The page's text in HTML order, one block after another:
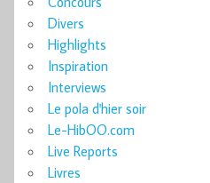
Divers
Highlights
Inspiration
Interviews
Le pola d'hier soir
Le-HibOO.com
Live Reports
Livres